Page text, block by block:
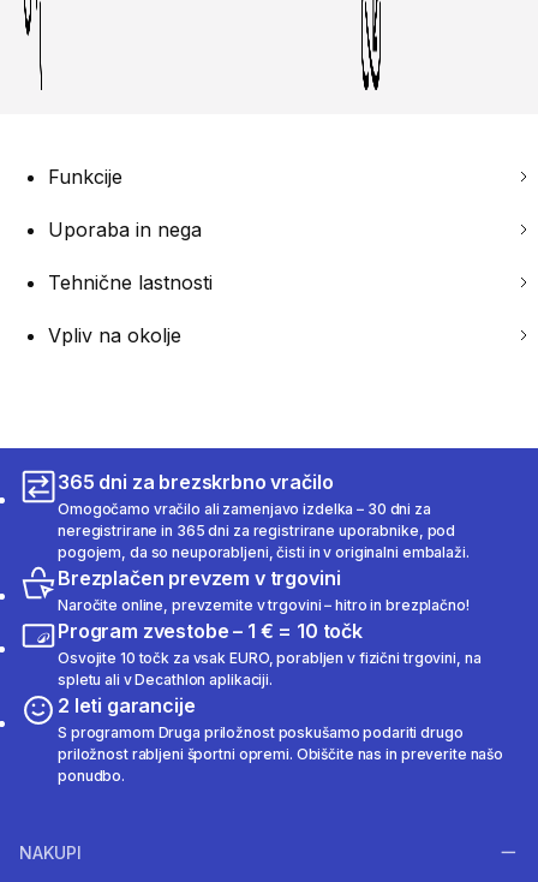
Funkcije
Uporaba in nega
Tehnične lastnosti
Vpliv na okolje
365 dni za brezskrbno vračilo
Omogočamo vračilo ali zamenjavo izdelka – 30 dni za
neregistrirane in 365 dni za registrirane uporabnike, pod
pogojem, da so neuporabljeni, čisti in v originalni embalaži.
Brezplačen prevzem v trgovini
Naročite online, prevzemite v trgovini – hitro in brezplačno!
Program zvestobe – 1 € = 10 točk
Osvojite 10 točk za vsak EURO, porabljen v fizični trgovini, na
spletu ali v Decathlon aplikaciji.
2 leti garancije
S programom Druga priložnost poskušamo podariti drugo
priložnost rabljeni športni opremi. Obiščite nas in preverite našo
ponudbo.
NAKUPI